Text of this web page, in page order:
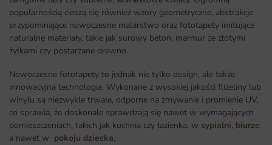
popularnością cieszą się również wzory geometryczne, abstrakcje
przypominające nowoczesne malarstwo oraz fototapety imitujące
naturalne materiały, takie jak surowy beton, marmur ze złotymi
żyłkami czy postarzane drewno.
Nowoczesne fototapety to jednak nie tylko design, ale także
innowacyjna technologia. Wykonane z wysokiej jakości flizeliny lub
winylu są niezwykle trwałe, odporne na zmywanie i promienie UV,
co sprawia, że doskonale sprawdzają się nawet w wymagających
pomieszczeniach, takich jak kuchnia czy łazienka, w sypialni, biurze,
a nawet w pokoju dziecka,